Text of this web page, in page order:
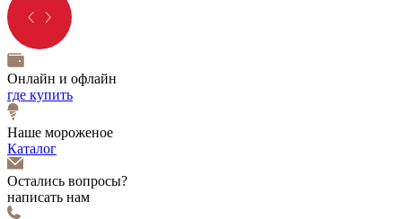
Онлайн и офлайн
где купить
Наше мороженое
Каталог
Остались вопросы?
написать нам